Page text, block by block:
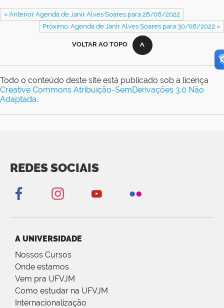
« Anterior Agenda de Janir Alves Soares para 28/06/2022
Próximo: Agenda de Janir Alves Soares para 30/06/2022 »
VOLTAR AO TOPO
Todo o conteúdo deste site está publicado sob a licença
Creative Commons Atribuição-SemDerivações 3.0 Não
Adaptada.
REDES SOCIAIS
A UNIVERSIDADE
Nossos Cursos
Onde estamos
Vem pra UFVJM
Como estudar na UFVJM
Internacionalização